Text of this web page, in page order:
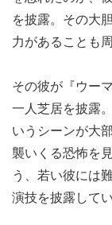
を披露。その大
力があることも
その彼が『ウー
一人芝居を披露
いうシーンが大
襲いくる恐怖を
う、若い彼には
演技を披露してい